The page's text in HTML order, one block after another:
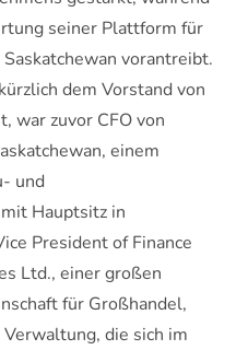
seiner Plattform für
vorantreibt.
dem Vorstand von
war zuvor CFO von
einem
und
Hauptsitz in
President of Finance
Ltd., einer großen
für Großhandel,
die sich im